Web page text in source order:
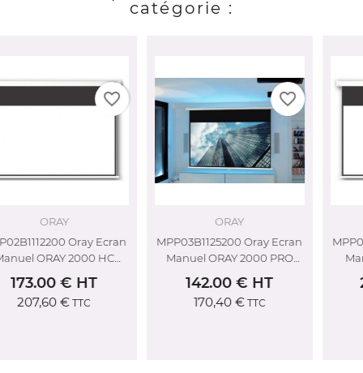
catégorie :
MPP03B1125200 Oray Ecran
Manuel ORAY 2000 PRO
125x200
142.00 € HT
170,40 €
favorite_border
MPP02B1135240 Oray Ecran
Manuel ORAY 2000 HC
130x232
208.00 € HT
249,60 €